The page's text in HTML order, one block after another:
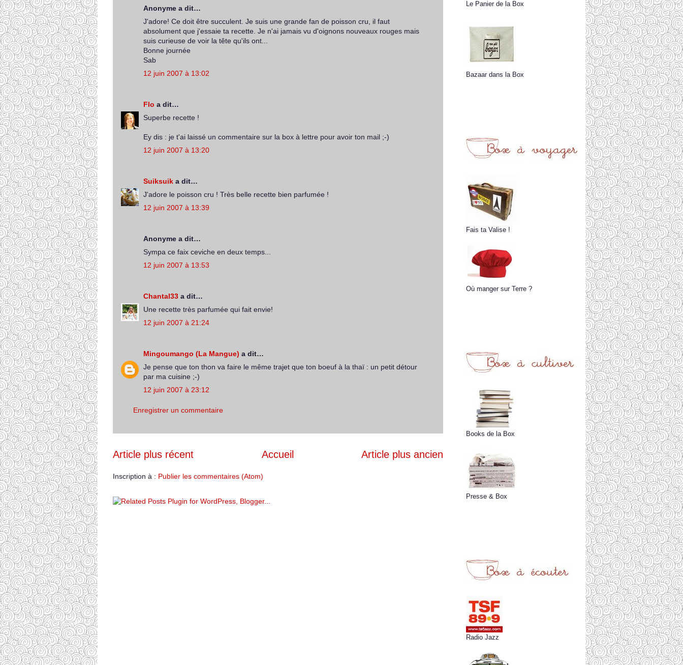
Anonyme a dit…
J'adore! Ce doit être succulent. Je suis une grande fan de poisson cru, il faut
absolument que j'essaie ta recette. Je n'ai jamais vu d'oignons nouveaux rouges mais
suis curieuse de voir la tête qu'ils ont...
Bonne journée
Sab
12 juin 2007 à 13:02
Flo a dit…
Superbe recette !
Ey dis : je t'ai laissé un commentaire sur la box à lettre pour avoir ton mail ;-)
12 juin 2007 à 13:20
Suiksuik a dit…
J'adore le poisson cru ! Très belle recette bien parfumée !
12 juin 2007 à 13:39
Anonyme a dit…
Sympa ce faix ceviche en deux temps...
12 juin 2007 à 13:53
Chantal33 a dit…
Une recette très parfumée qui fait envie!
12 juin 2007 à 21:24
Mingoumango (La Mangue) a dit…
Je pense que ton thon va faire le même trajet que ton boeuf à la thaï : un petit détour
par ma cuisine ;-)
12 juin 2007 à 23:12
Enregistrer un commentaire
Article plus récent Article plus ancien
Accueil
Inscription à : Publier les commentaires (Atom)
Le Panier de la Box
Bazaar dans la Box
Fais ta Valise !
Où manger sur Terre ?
Books de la Box
Presse & Box
Radio Jazz